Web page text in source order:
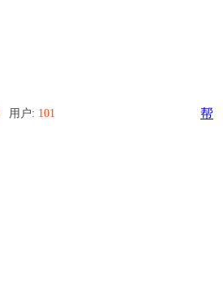
用户: 101
帮